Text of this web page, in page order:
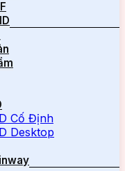
Cố Định
Desktop